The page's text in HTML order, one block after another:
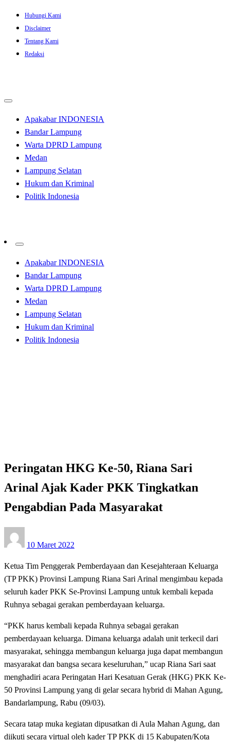
Skip
content
Hubungi Kami
Disclaimer
Tentang Kami
Redaksi
Apakabar INDONESIA
Bandar Lampung
Warta DPRD Lampung
Medan
Lampung Selatan
Hukum dan Kriminal
Politik Indonesia
Apakabar INDONESIA
Bandar Lampung
Warta DPRD Lampung
Medan
Lampung Selatan
Hukum dan Kriminal
Politik Indonesia
Peringatan HKG Ke-50, Riana Sari
Arinal Ajak Kader PKK Tingkatkan
Pengabdian Pada Masyarakat
on
10 Maret 2022
Ketua Tim Penggerak Pemberdayaan dan Kesejahteraan Keluarga
(TP PKK) Provinsi Lampung Riana Sari Arinal mengimbau kepada
seluruh kader PKK Se-Provinsi Lampung untuk kembali kepada
Ruhnya sebagai gerakan pemberdayaan keluarga.
“PKK harus kembali kepada Ruhnya sebagai gerakan
pemberdayaan keluarga. Dimana keluarga adalah unit terkecil dari
masyarakat, sehingga membangun keluarga juga dapat membangun
masyarakat dan bangsa secara keseluruhan,” ucap Riana Sari saat
menghadiri acara Peringatan Hari Kesatuan Gerak (HKG) PKK Ke-
50 Provinsi Lampung yang di gelar secara hybrid di Mahan Agung,
Bandarlampung, Rabu (09/03).
Secara tatap muka kegiatan dipusatkan di Aula Mahan Agung, dan
diikuti secara virtual oleh kader TP PKK di 15 Kabupaten/Kota